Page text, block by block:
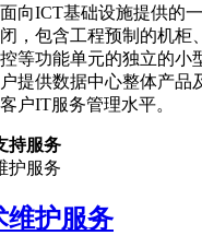
面向ICT基础设施提供的
闭，包含工程预制的机柜
控等功能单元的独立的小
户提供数据中心整体产品
客户IT服务管理水平。
持服务
护服务
维护服务